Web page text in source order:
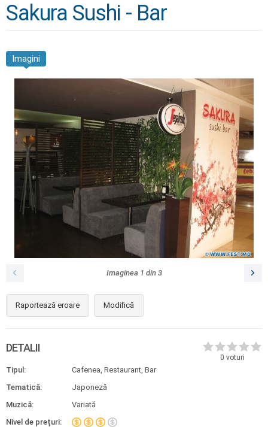
Sakura Sushi - Bar
Imagini
Imaginea 1 din 3
Raportează eroare Modifică
0 voturi
DETALII
Tipul:
Cafenea, Restaurant, Bar
Tematică:
Japoneză
Muzică:
Variată
Nivel de prețuri: